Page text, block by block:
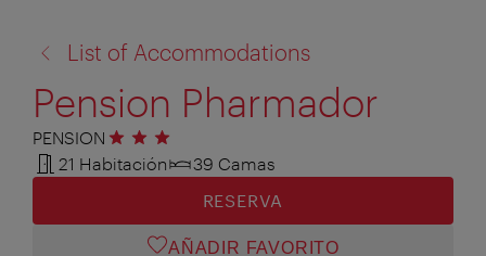
a:
List of Accommodations
Pension Pharmador
PENSION 3 estrellas
21 Habitación
39 Camas
RESERVA
AÑADIR FAVORITO